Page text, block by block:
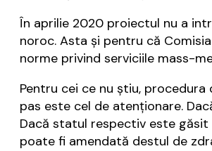
În aprilie 2020 proiectul nu a
noroc. Asta şi pentru că
norme privind serviciile mass-
Pentru cei ce nu ştiu,
pas este cel de atenţionare.
Dacă statul respectiv este
poate fi amendată destul de